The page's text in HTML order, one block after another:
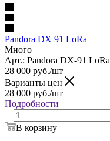
Pandora DX 91 LoRa
Много
Арт.: Pandora DX-91 LoRa
28 000 руб./шт
Варианты цен
28 000 руб./шт
Подробности
В корзину